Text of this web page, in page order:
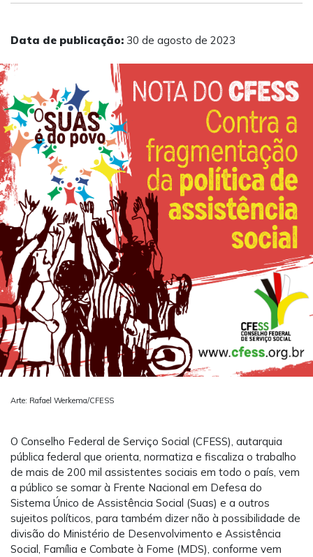
Data de publicação: 30 de agosto de 2023
Arte: Rafael Werkema/CFESS
O Conselho Federal de Serviço Social (CFESS), autarquia
pública federal que orienta, normatiza e fiscaliza o trabalho
de mais de 200 mil assistentes sociais em todo o país, vem
a público se somar à Frente Nacional em Defesa do
Sistema Único de Assistência Social (Suas) e a outros
sujeitos políticos, para também dizer não à possibilidade de
divisão do Ministério de Desenvolvimento e Assistência
Social, Família e Combate à Fome (MDS), conforme vem